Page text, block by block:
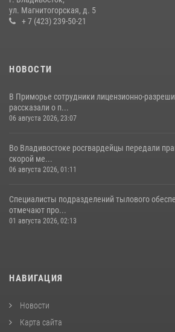
магазинах
22 июля 2026, 23:38
ул. Магнитогорская, д. 5
+ 7 (423) 239-50-21
НОВОСТИ
В Приморье сотрудники лицензионно-
рассказали о п...
06 августа 2026, 23:07
Во Владивостоке росгвардейцы передали
скорой ме...
06 августа 2026, 01:11
Специалисты подразделений тылового
отмечают про...
01 августа 2026, 02:13
НАВИГАЦИЯ
Новости
Карта сайта